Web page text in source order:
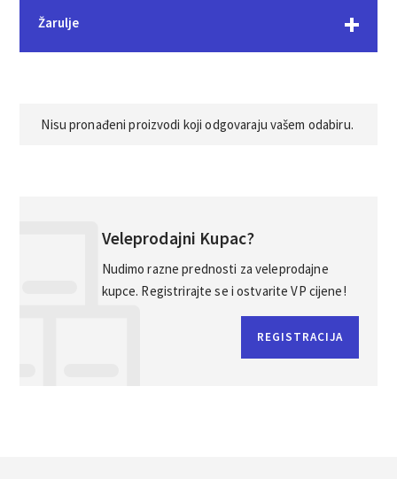
Žarulje
Nisu pronađeni proizvodi koji odgovaraju vašem odabiru.
Veleprodajni Kupac?
Nudimo razne prednosti za veleprodajne
kupce. Registrirajte se i ostvarite VP cijene!
REGISTRACIJA